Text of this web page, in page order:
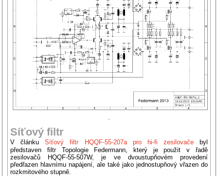
Síťový filtr
V článkuSíťový filtr HQQF-55-207a pro hi-fi zesilovačebyl
představen filtr Topologie Federmann, který je použit v řadě
zesilovačů HQQF-55-507W, je ve dvoustupňovém provedení
předřazen hlavnímu napájení, ale také jako jednostupňový vřazen do
rozkmitového stupně.